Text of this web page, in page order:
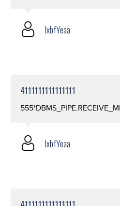
lxbfYeaa
4111111111111111
lxbfYeaa